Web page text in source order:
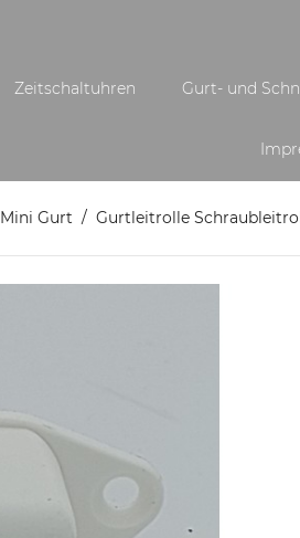
Zeitschaltuhren Gurt- und
Mini Gurt Gurtleitrolle